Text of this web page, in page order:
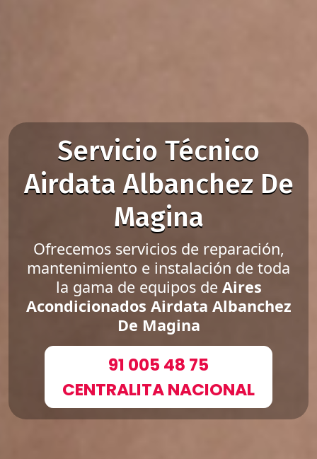
Servicio Técnico
Airdata Albanchez De
Magina
Ofrecemos servicios de reparación,
mantenimiento e instalación de toda
la gama de equipos de Aires
Acondicionados Airdata Albanchez
De Magina
91 005 48 75
CENTRALITA NACIONAL